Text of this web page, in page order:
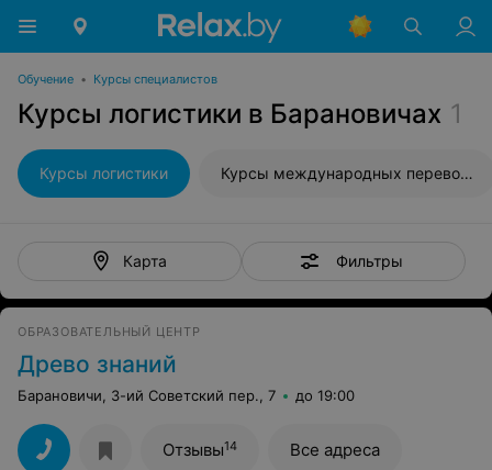
Обучение • Курсы специалистов
Курсы логистики в Барановичах 1
Курсы логистики Курсы международных перевозок
Карта Фильтры
ОБРАЗОВАТЕЛЬНЫЙ ЦЕНТР
Древо знаний
Барановичи, 3-ий Советский пер., 7 до 19:00
Отзывы14 Все адреса